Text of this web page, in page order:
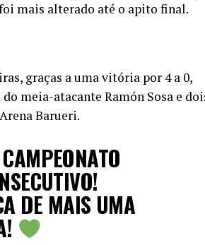
mais alterado até o apito final.
graças a uma vitória por 4 a 0,
meia-atacante Ramón Sosa e
Barueri.
DE MAIS UMA